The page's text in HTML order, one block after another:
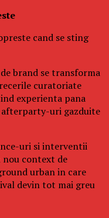
cand se sting
brand se transforma
curatoriate
experienta pana
uri gazduite
uri si interventii
nou context de
urban in care
devin tot mai greu